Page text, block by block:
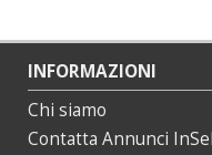
INFORMAZIONI
Chi siamo
Contatta Annunci